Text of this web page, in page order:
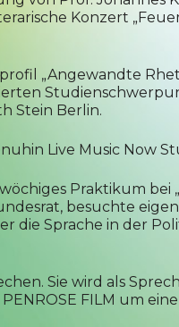
Konzert
„Angewandte
Stein Berlin.
Live Music Now
Praktikum bei
besuchte
die Sprache in der
Sie wird als
FILM um